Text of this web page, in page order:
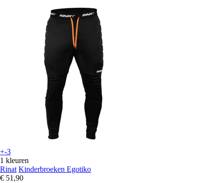
+-3
1 kleuren
Rinat Kinderbroeken Egotiko
€ 51,90